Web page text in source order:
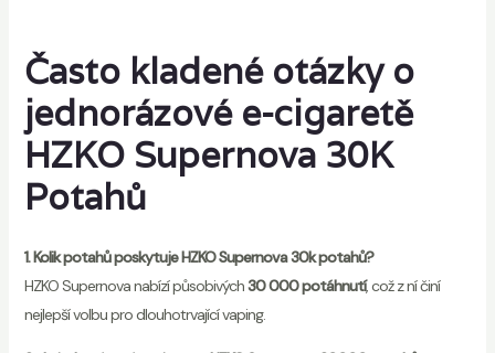
Často kladené otázky o
jednorázové e-cigaretě
HZKO Supernova 30K
Potahů
1. Kolik potahů poskytuje HZKO Supernova 30k potahů?
HZKO Supernova nabízí působivých30 000 potáhnutí, což z ní činí
nejlepší volbu pro dlouhotrvající vaping.